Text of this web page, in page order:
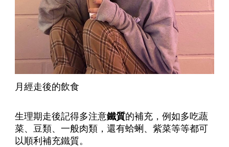
月經走後的飲食
生理期走後記得多注意鐵質的補充，例如多吃蔬
菜、豆類、一般肉類，還有蛤蜊、紫菜等等都可
以順利補充鐵質。